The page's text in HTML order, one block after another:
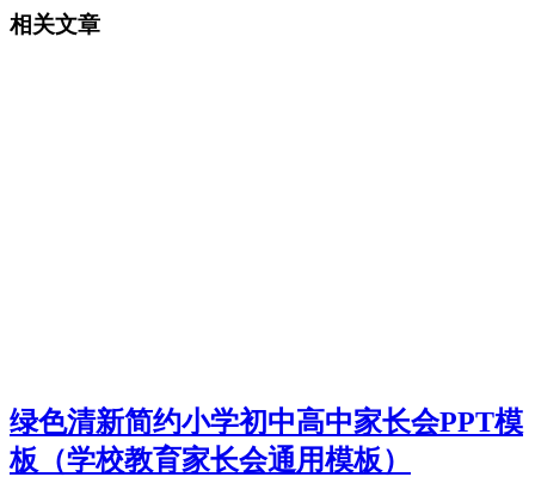
相关文章
绿色清新简约小学初中高中家长会PPT模
板（学校教育家长会通用模板）